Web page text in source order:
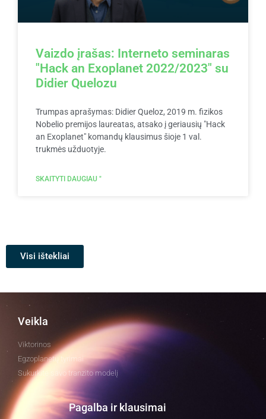
Vaizdo įrašas: Interneto seminaras
"Hack an Exoplanet 2022/2023" su
Didier Quelozu
Trumpas aprašymas: Didier Queloz, 2019 m. fizikos
Nobelio premijos laureatas, atsako į geriausių "Hack
an Exoplanet" komandų klausimus šioje 1 val.
trukmės užduotyje.
SKAITYTI DAUGIAU "
Visi ištekliai
Veikla
Viktorinos
Egzoplanetų tyrimai
Sukurkite savo tranzito modelį
Pagalba ir klausimai